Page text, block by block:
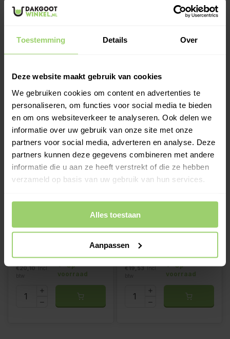
Toestemming Details Over
Deze website maakt gebruik van cookies
We gebruiken cookies om content en advertenties te
personaliseren, om functies voor social media te bieden
en om ons websiteverkeer te analyseren. Ook delen we
informatie over uw gebruik van onze site met onze
partners voor social media, adverteren en analyse. Deze
partners kunnen deze gegevens combineren met andere
informatie die u aan ze heeft verstrekt of die ze hebben
verzameld op basis van uw gebruik van hun services.
Alles toestaan
Aanpassen
Montageplaat gegalv. M10
btw
voorraad
Montageplaat M10 draad
btw
Bocht 40 graden 80 mm
P.10 zwart | Prefa
€16,61
€20,10 Incl.
Op
voorraad
Bocht 72 graden 80 mm
P.10 zwart | Prefa
€16,14
€19,53 Incl.
Op
voorraad